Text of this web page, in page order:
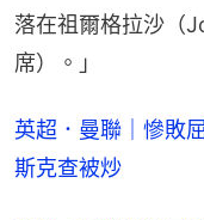
落在祖爾格拉沙（
席）。」
英超．曼聯｜慘敗
斯克查被炒